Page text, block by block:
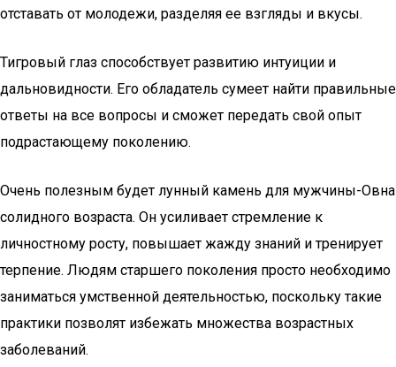
отставать от молодежи, разделяя ее взгляды и вкусы.
Тигровый глаз способствует развитию интуиции и
дальновидности. Его обладатель сумеет найти правильные
ответы на все вопросы и сможет передать свой опыт
подрастающему поколению.
Очень полезным будет лунный камень для мужчины-Овна
солидного возраста. Он усиливает стремление к
личностному росту, повышает жажду знаний и тренирует
терпение. Людям старшего поколения просто необходимо
заниматься умственной деятельностью, поскольку такие
практики позволят избежать множества возрастных
заболеваний.